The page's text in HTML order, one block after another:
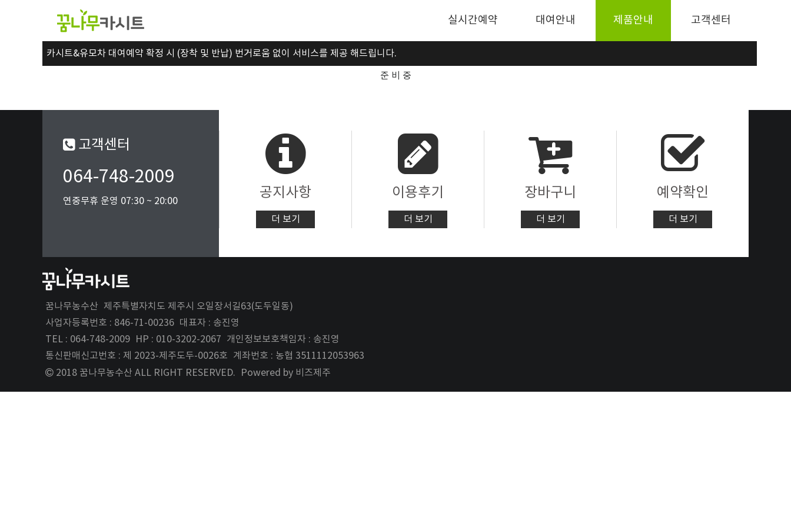
실시간예약 대여안내 제품안내 고객센터
카시트&유모차 대여예약 확정 시 (장착 및 반납) 번거로움 없이 서비스를 제공 해드립니다.
준 비 중
고객센터
064-748-2009
연중무휴 운영 07:30 ~ 20:00 공지사항
더 보기
이용후기
더 보기
장바구니
더 보기
예약확인
더 보기
꿈나무농수산
제주특별자치도 제주시 오일장서길63(도두일동)
사업자등록번호 : 846-71-00236 대표자 : 송진영
TEL : 064-748-2009
HP : 010-3202-2067
개인정보보호책임자 : 송진영
통신판매신고번호 : 제 2023-제주도두-0026호
계좌번호 : 농협 3511112053963
2018 꿈나무농수산 ALL RIGHT RESERVED.
Powered by 비즈제주